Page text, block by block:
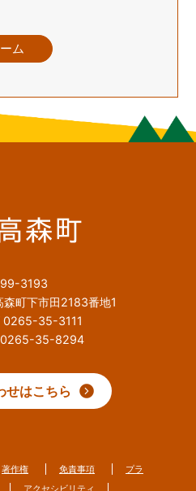
ム
3193
町下市田2183番地1
0265-35-3111
0265-35-8294
せはこちら
著作権 免責事項
プラ
アクセシビリティ